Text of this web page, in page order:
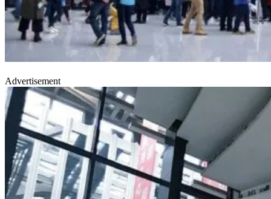
Advertisement